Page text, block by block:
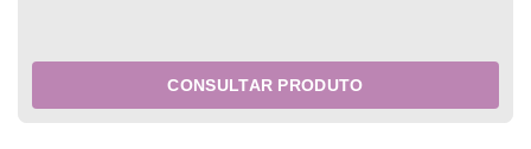
CONSULTAR PRODUTO